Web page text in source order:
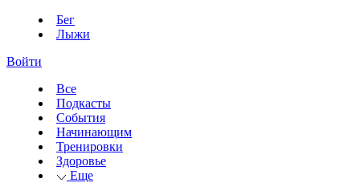
Бег
Лыжи
Войти
Все
Подкасты
События
Начинающим
Тренировки
Здоровье
Еще